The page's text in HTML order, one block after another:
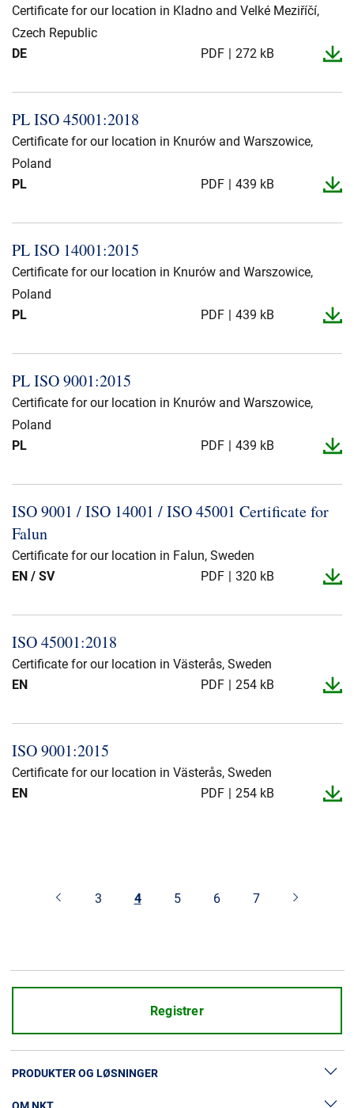
Certificate for our location in Kladno and Velké Meziříčí,
Czech Republic
DE
PDF 272 kB
PL ISO 45001:2018
Certificate for our location in Knurów and Warszowice,
Poland
PL
PDF 439 kB
PL ISO 14001:2015
Certificate for our location in Knurów and Warszowice,
Poland
PL
PDF 439 kB
PL ISO 9001:2015
Certificate for our location in Knurów and Warszowice,
Poland
PL
PDF 439 kB
ISO 9001 / ISO 14001 / ISO 45001 Certificate for
Falun
Certificate for our location in Falun, Sweden
EN / SV
PDF 320 kB
ISO 45001:2018
Certificate for our location in Västerås, Sweden
EN
PDF 254 kB
ISO 9001:2015
Certificate for our location in Västerås, Sweden
EN
PDF 254 kB
3 4 5 6 7
Registrer
PRODUKTER OG LØSNINGER